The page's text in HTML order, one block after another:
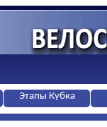
Этапы Кубка